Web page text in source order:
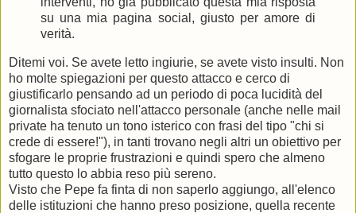
su una mia pagina social, giusto per amore di
verità.
Ditemi voi. Se avete letto ingiurie, se avete visto insulti. Non
ho molte spiegazioni per questo attacco e cerco di
giustificarlo pensando ad un periodo di poca lucidità del
giornalista sfociato nell'attacco personale (anche nelle mail
private ha tenuto un tono isterico con frasi del tipo "chi si
crede di essere!"), in tanti trovano negli altri un obiettivo per
sfogare le proprie frustrazioni e quindi spero che almeno
tutto questo lo abbia reso più sereno.
Visto che Pepe fa finta di non saperlo aggiungo, all'elenco
delle istituzioni che hanno preso posizione, quella recente